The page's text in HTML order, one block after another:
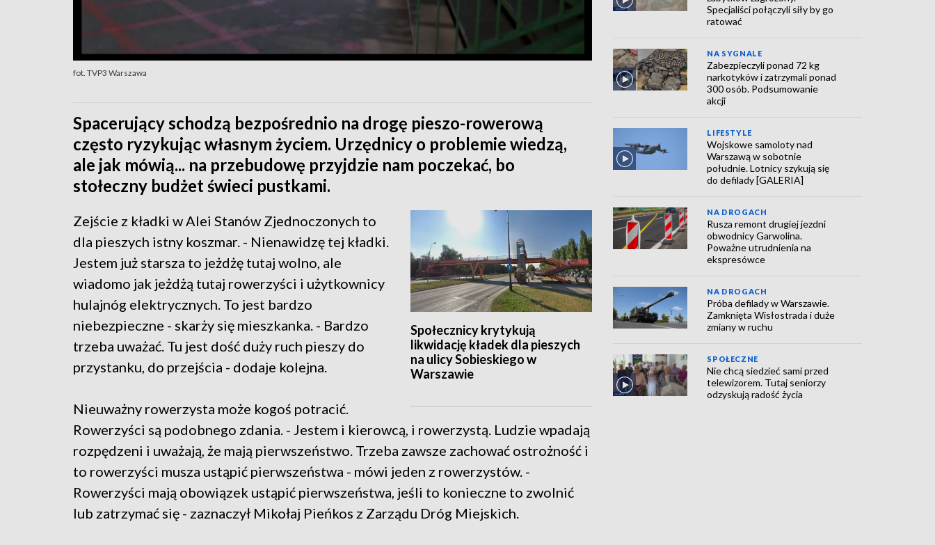
fot. TVP3 Warszawa
Spacerujący schodzą bezpośrednio na drogę pieszo-rowerową
często ryzykując własnym życiem. Urzędnicy o problemie wiedzą,
ale jak mówią... na przebudowę przyjdzie nam poczekać, bo
stołeczny budżet świeci pustkami.
Społecznicy krytykują
likwidację kładek dla pieszych
na ulicy Sobieskiego w
Warszawie
Zejście z kładki w Alei Stanów Zjednoczonych to
dla pieszych istny koszmar. - Nienawidzę tej kładki.
Jestem już starsza to jeżdżę tutaj wolno, ale
wiadomo jak jeżdżą tutaj rowerzyści i użytkownicy
hulajnóg elektrycznych. To jest bardzo
niebezpieczne - skarży się mieszkanka. - Bardzo
trzeba uważać. Tu jest dość duży ruch pieszy do
przystanku, do przejścia - dodaje kolejna.
Nieuważny rowerzysta może kogoś potracić.
Rowerzyści są podobnego zdania. - Jestem i kierowcą, i rowerzystą. Ludzie wpadają
rozpędzeni i uważają, że mają pierwszeństwo. Trzeba zawsze zachować ostrożność i
to rowerzyści musza ustąpić pierwszeństwa - mówi jeden z rowerzystów. -
Rowerzyści mają obowiązek ustąpić pierwszeństwa, jeśli to konieczne to zwolnić
lub zatrzymać się - zaznaczył Mikołaj Pieńkos z Zarządu Dróg Miejskich.
Specjaliści połączyli siły by go
ratować
NA SYGNALE
Zabezpieczyli ponad 72 kg
narkotyków i zatrzymali ponad
300 osób. Podsumowanie
akcji
LIFESTYLE
Wojskowe samoloty nad
Warszawą w sobotnie
południe. Lotnicy szykują się
do defilady [GALERIA]
NA DROGACH
Rusza remont drugiej jezdni
obwodnicy Garwolina.
Poważne utrudnienia na
ekspresówce
NA DROGACH
Próba defilady w Warszawie.
Zamknięta Wisłostrada i duże
zmiany w ruchu
SPOŁECZNE
Nie chcą siedzieć sami przed
telewizorem. Tutaj seniorzy
odzyskują radość życia